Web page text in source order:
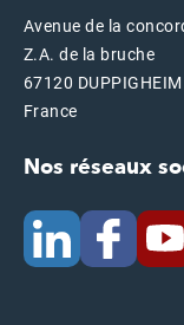
Avenue de la
Z.A. de la bruche
67120 DUPPIGHEIM
France
Nos réseaux